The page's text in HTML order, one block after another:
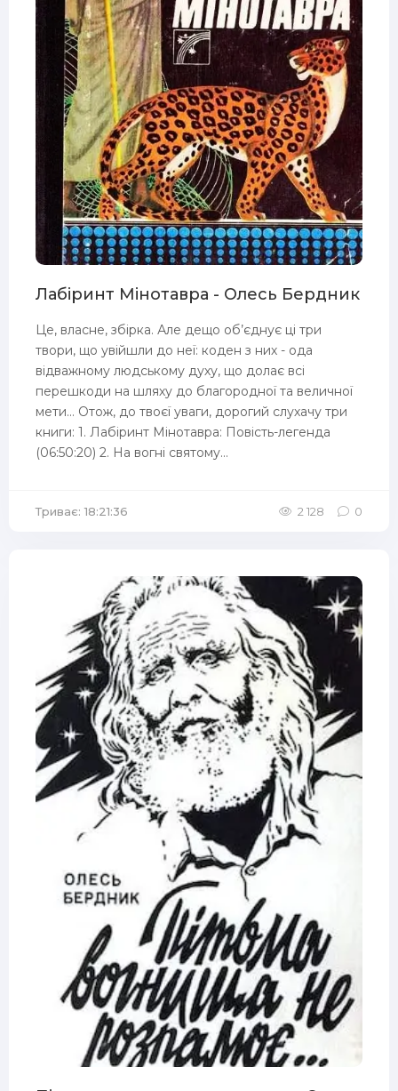
Лабіринт Мінотавра - Олесь Бердник
Це, власне, збірка. Але дещо об’єднує ці три
твори, що увійшли до неї: коден з них - ода
відважному людському духу, що долає всі
перешкоди на шляху до благородної та величної
мети… Отож, до твоєї уваги, дорогий слухачу три
книги: 1. Лабіринт Мінотавра: Повість-легенда
(06:50:20) 2. На вогні святому...
Триває: 18:21:36 2 128 0